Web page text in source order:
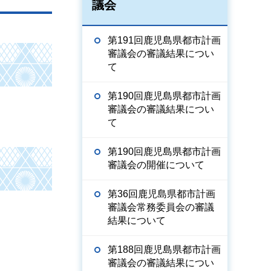
議会
第191回鹿児島県都市計画
審議会の審議結果につい
て
第190回鹿児島県都市計画
審議会の審議結果につい
て
第190回鹿児島県都市計画
審議会の開催について
第36回鹿児島県都市計画
審議会常務委員会の審議
結果について
第188回鹿児島県都市計画
審議会の審議結果につい